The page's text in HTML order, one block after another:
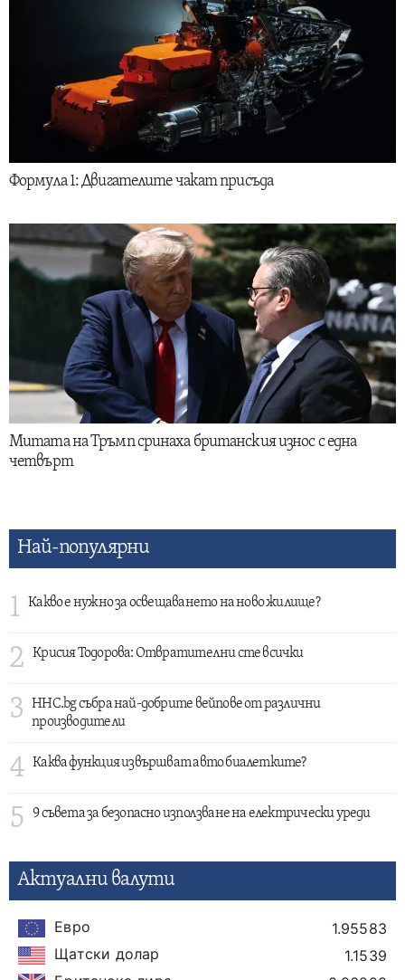
Формула 1: Двигателите чакат присъда
Митата на Тръмп сринаха британския износ с една
четвърт
Най-популярни
1 Какво е нужно за освещаването на ново жилище?
2 Крисия Тодорова: Отвратителни сте всички
3
HHC.bg събра най-добрите вейпове от различни
производители
4 Каква функция извършват авто биалетките?
5 9 съвета за безопасно използване на електрически уреди
Актуални валути
Евро
1.95583
Щатски долар
1.1539